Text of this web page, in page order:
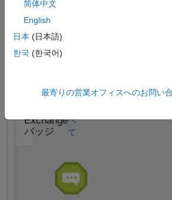
Thankful Level 1
02 Sep 2017
Exchange
バッジ
べ
て
简体中文
English
日本 (日本語)
한국 (한국어)
最寄りの営業オフィスへのお問い